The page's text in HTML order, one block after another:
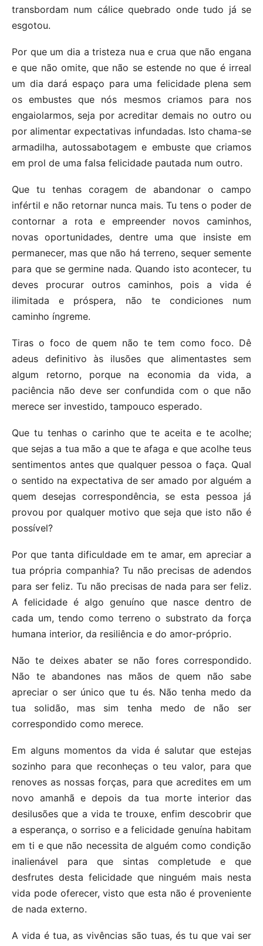
transbordam num cálice quebrado onde tudo já se
esgotou.
Por que um dia a tristeza nua e crua que não engana
e que não omite, que não se estende no que é irreal
um dia dará espaço para uma felicidade plena sem
os embustes que nós mesmos criamos para nos
engaiolarmos, seja por acreditar demais no outro ou
por alimentar expectativas infundadas. Isto chama-se
armadilha, autossabotagem e embuste que criamos
em prol de uma falsa felicidade pautada num outro.
Que tu tenhas coragem de abandonar o campo
infértil e não retornar nunca mais. Tu tens o poder de
contornar a rota e empreender novos caminhos,
novas oportunidades, dentre uma que insiste em
permanecer, mas que não há terreno, sequer semente
para que se germine nada. Quando isto acontecer, tu
deves procurar outros caminhos, pois a vida é
ilimitada e próspera, não te condiciones num
caminho íngreme.
Tiras o foco de quem não te tem como foco. Dê
adeus definitivo às ilusões que alimentastes sem
algum retorno, porque na economia da vida, a
paciência não deve ser confundida com o que não
merece ser investido, tampouco esperado.
Que tu tenhas o carinho que te aceita e te acolhe;
que sejas a tua mão a que te afaga e que acolhe teus
sentimentos antes que qualquer pessoa o faça. Qual
o sentido na expectativa de ser amado por alguém a
quem desejas correspondência, se esta pessoa já
provou por qualquer motivo que seja que isto não é
possível?
Por que tanta dificuldade em te amar, em apreciar a
tua própria companhia? Tu não precisas de adendos
para ser feliz. Tu não precisas de nada para ser feliz.
A felicidade é algo genuíno que nasce dentro de
cada um, tendo como terreno o substrato da força
humana interior, da resiliência e do amor-próprio.
Não te deixes abater se não fores correspondido.
Não te abandones nas mãos de quem não sabe
apreciar o ser único que tu és. Não tenha medo da
tua solidão, mas sim tenha medo de não ser
correspondido como merece.
Em alguns momentos da vida é salutar que estejas
sozinho para que reconheças o teu valor, para que
renoves as nossas forças, para que acredites em um
novo amanhã e depois da tua morte interior das
desilusões que a vida te trouxe, enfim descobrir que
a esperança, o sorriso e a felicidade genuína habitam
em ti e que não necessita de alguém como condição
inalienável para que sintas completude e que
desfrutes desta felicidade que ninguém mais nesta
vida pode oferecer, visto que esta não é proveniente
de nada externo.
A vida é tua, as vivências são tuas, és tu que vai ser